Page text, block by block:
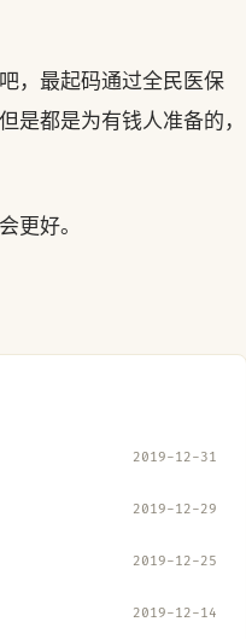
，最起码通过全民医保
都是为有钱人准备的，
更好。
2019-12-31
2019-12-29
2019-12-25
2019-12-14